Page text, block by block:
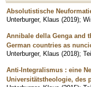
Absolutistische
Unterburger, Klaus (2019);
Annibale della Genga and
German countries as
Unterburger, Klaus (2018);
Anti-Integralismus : eine
Universitätstheologie, des